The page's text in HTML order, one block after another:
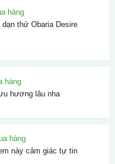
hàng
thử Obaria Desire
hàng
hương lâu nha
hàng
này cảm giác tự tin